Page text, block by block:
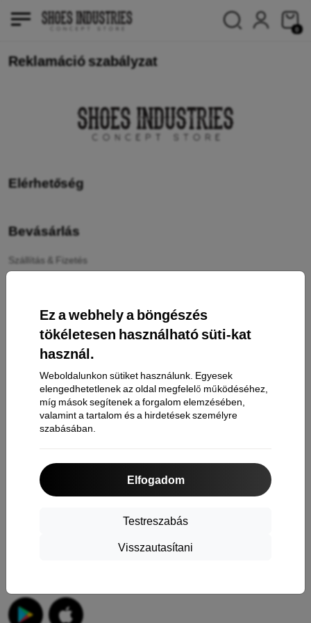
Ez a webhely a böngészés
tökéletesen használható süti-kat
használ.
Weboldalunkon sütiket használunk. Egyesek
elengedhetetlenek az oldal megfelelő működéséhez,
míg mások segítenek a forgalom elemzésében,
valamint a tartalom és a hirdetések személyre
szabásában.
Elfogadom
Testreszabás
Visszautasítani
0
Reklamáció szabályzat
Elérhetőség
Bevásárlás
Szállítás & Fizetés
Reklamáció
Kapcsolat
Információ
Adatvédelmi irányelvek
Reklamáció szabályzat
Általános Szerződési Feltételek